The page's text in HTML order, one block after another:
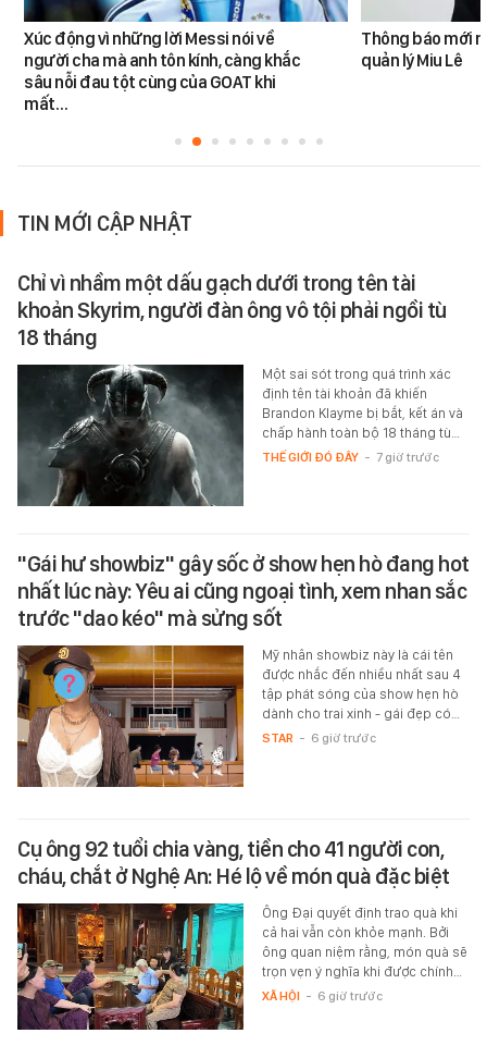
Xúc động vì những lời Messi nói về
người cha mà anh tôn kính, càng khắc
sâu nỗi đau tột cùng của GOAT khi
mất…
Thông báo mới
quản lý Miu Lê
TIN MỚI CẬP NHẬT
Chỉ vì nhầm một dấu gạch dưới trong tên tài
khoản Skyrim, người đàn ông vô tội phải ngồi tù
18 tháng
Một sai sót trong quá trình xác
định tên tài khoản đã khiến
Brandon Klayme bị bắt, kết án và
chấp hành toàn bộ 18 tháng tù…
THẾ GIỚI ĐÓ ĐÂY - 7 giờ trước
"Gái hư showbiz" gây sốc ở show hẹn hò đang hot
nhất lúc này: Yêu ai cũng ngoại tình, xem nhan sắc
trước "dao kéo" mà sửng sốt
Mỹ nhân showbiz này là cái tên
được nhắc đến nhiều nhất sau 4
tập phát sóng của show hẹn hò
dành cho trai xinh - gái đẹp có…
STAR - 6 giờ trước
Cụ ông 92 tuổi chia vàng, tiền cho 41 người con,
cháu, chắt ở Nghệ An: Hé lộ về món quà đặc biệt
Ông Đại quyết định trao quà khi
cả hai vẫn còn khỏe mạnh. Bởi
ông quan niệm rằng, món quà sẽ
trọn vẹn ý nghĩa khi được chính…
XÃ HỘI - 6 giờ trước